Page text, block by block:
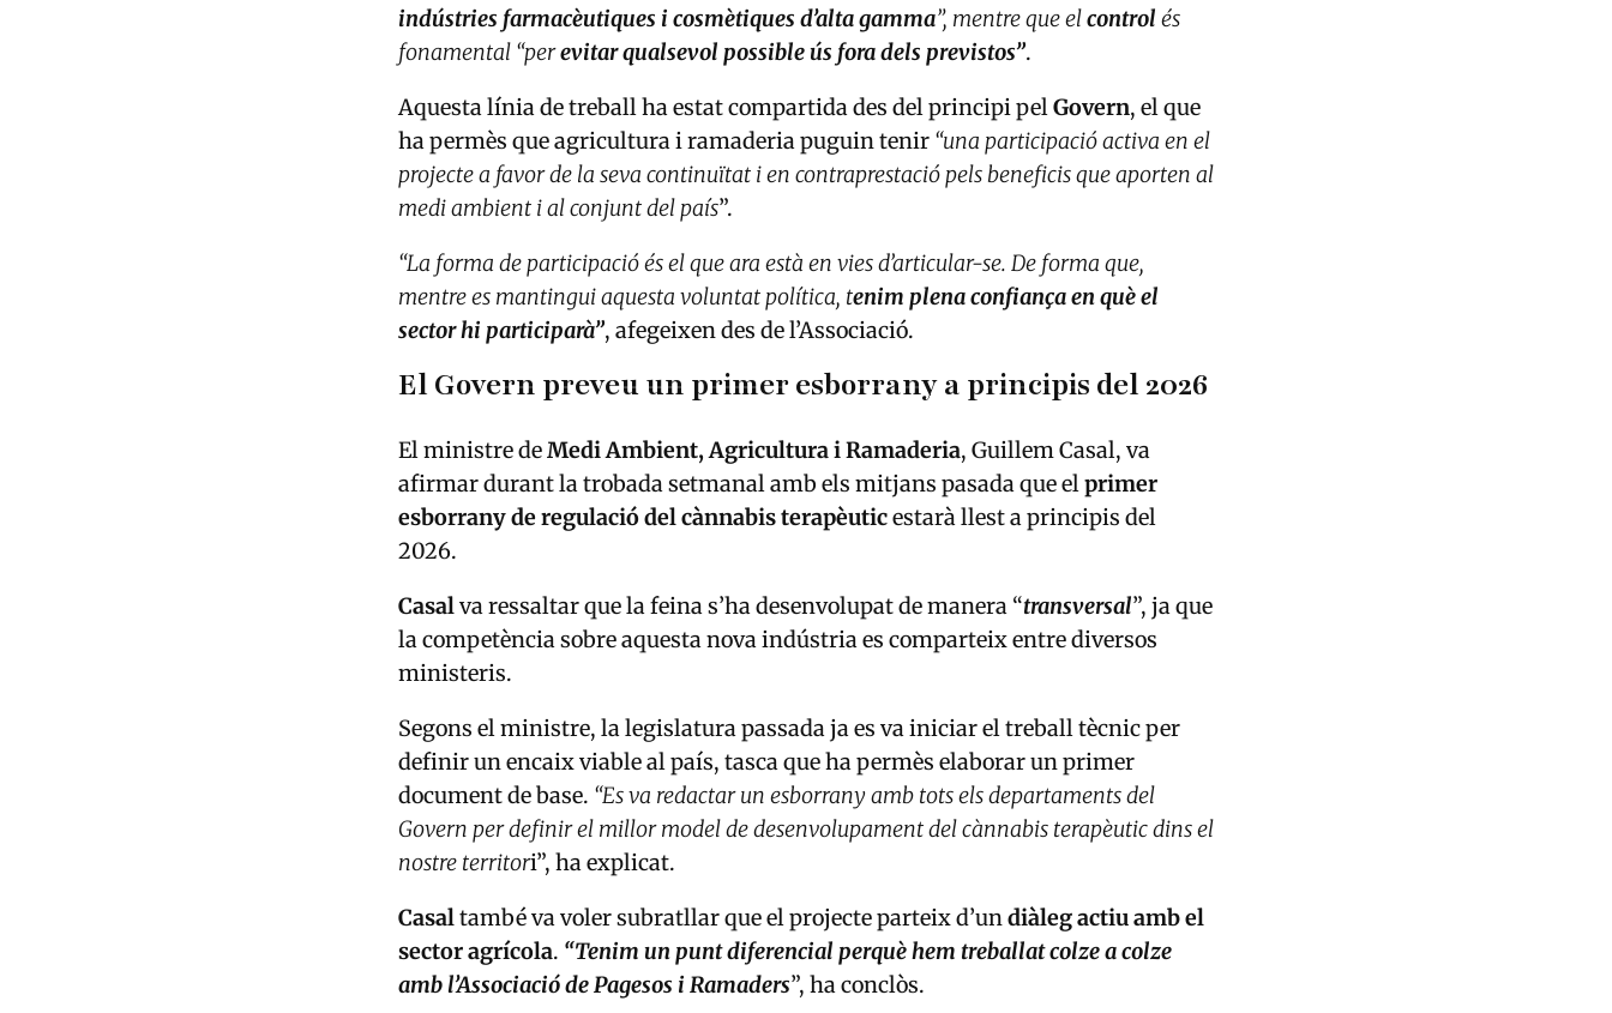
indústries farmacèutiques i cosmètiques d’alta gamma”, mentre que elcontrol és
fonamental “perevitar qualsevol possible ús fora dels previstos”.
Aquesta línia de treball ha estat compartida des del principi pel Govern, el que
ha permès que agricultura i ramaderia puguin tenir “una participació activa en el
projecte a favor de la seva continuïtat i en contraprestació pels beneficis que aporten al
medi ambient i al conjunt del país”.
“La forma de participació és el que ara està en vies d’articular-se. De forma que,
mentre es mantingui aquesta voluntat política, tenim plena confiança en què el
sector hi participarà”, afegeixen des de l’Associació.
El Govern preveu un primer esborrany a principis del 2026
El ministre deMedi Ambient, Agricultura i Ramaderia, Guillem Casal, va
afirmar durant la trobada setmanal amb els mitjans pasada que elprimer
esborrany de regulació del cànnabis terapèuticestarà llest a principis del
2026.
Casalva ressaltar que la feina s’ha desenvolupat de manera “transversal”, ja que
la competència sobre aquesta nova indústria es comparteix entre diversos
ministeris.
Segons el ministre, la legislatura passada ja es va iniciar el treball tècnic per
definir un encaix viable al país, tasca que ha permès elaborar un primer
document de base. “Es va redactar un esborrany amb tots els departaments del
Govern per definir el millor model de desenvolupament del cànnabis terapèutic dins el
nostre territori”, ha explicat.
Casaltambé va voler subratllar que el projecte parteix d’undiàleg actiu amb el
sector agrícola. “Tenim un punt diferencial perquè hem treballat colze a colze
amb l’Associació de Pagesos i Ramaders”, ha conclòs.